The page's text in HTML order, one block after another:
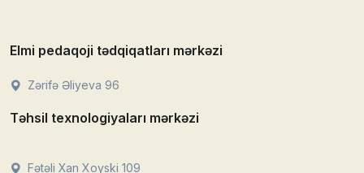
Elmi pedaqoji tədqiqatları mərkəzi
Zərifə Əliyeva 96
Təhsil texnologiyaları mərkəzi
Fətəli Xan Xoyski 109